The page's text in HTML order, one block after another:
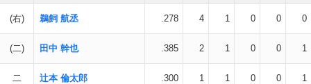
(右) 鵜飼 航丞 .278 4 1 0 0 0
(二) 田中 幹也 .385 2 1 0 0 1
二 辻本 倫太郎 .300 1 1 0 0 1